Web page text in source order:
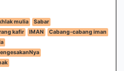
mulia
Sabar
kafir
IMAN
Cabang-cabang iman